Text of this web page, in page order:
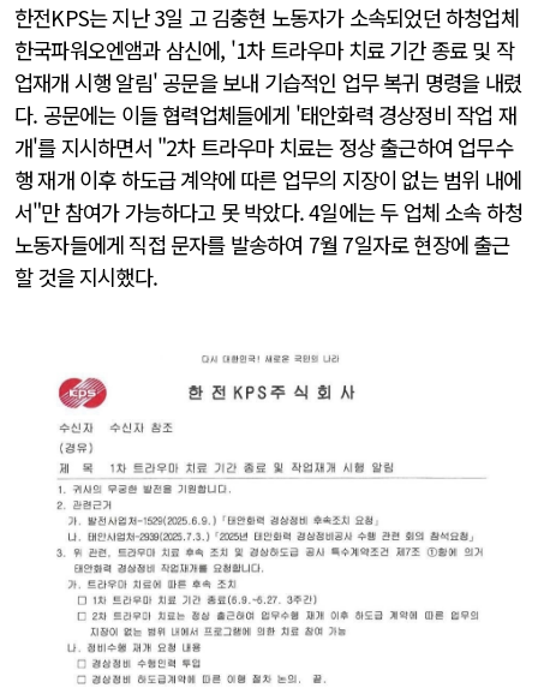
한전KPS는 지난 3일 고 김충현 노동자가 소속되었던 하청업체
한국파워오엔앰과 삼신에, '1차 트라우마 치료 기간 종료 및 작
업재개 시행 알림' 공문을 보내 기습적인 업무 복귀 명령을 내렸
다. 공문에는 이들 협력업체들에게 '태안화력 경상정비 작업 재
개'를 지시하면서 "2차 트라우마 치료는 정상 출근하여 업무수
행 재개 이후 하도급 계약에 따른 업무의 지장이 없는 범위 내에
서"만 참여가 가능하다고 못 박았다. 4일에는 두 업체 소속 하청
노동자들에게 직접 문자를 발송하여 7월 7일자로 현장에 출근
할 것을 지시했다.